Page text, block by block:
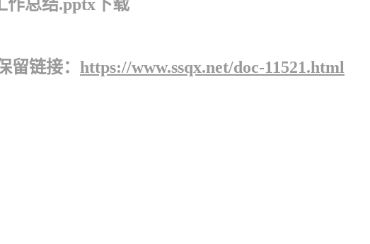
作总结.pptx下载
留链接： https://www.ssqx.net/doc-11521.html